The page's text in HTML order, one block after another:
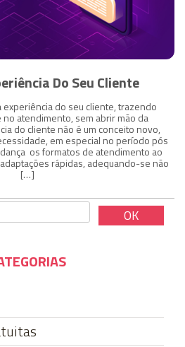
Do Seu Cliente
experiência do seu cliente, trazendo
atendimento, sem abrir mão da
do cliente não é um conceito novo,
em especial no período pós
os formatos de atendimento ao
rápidas, adequando-se não
[…]